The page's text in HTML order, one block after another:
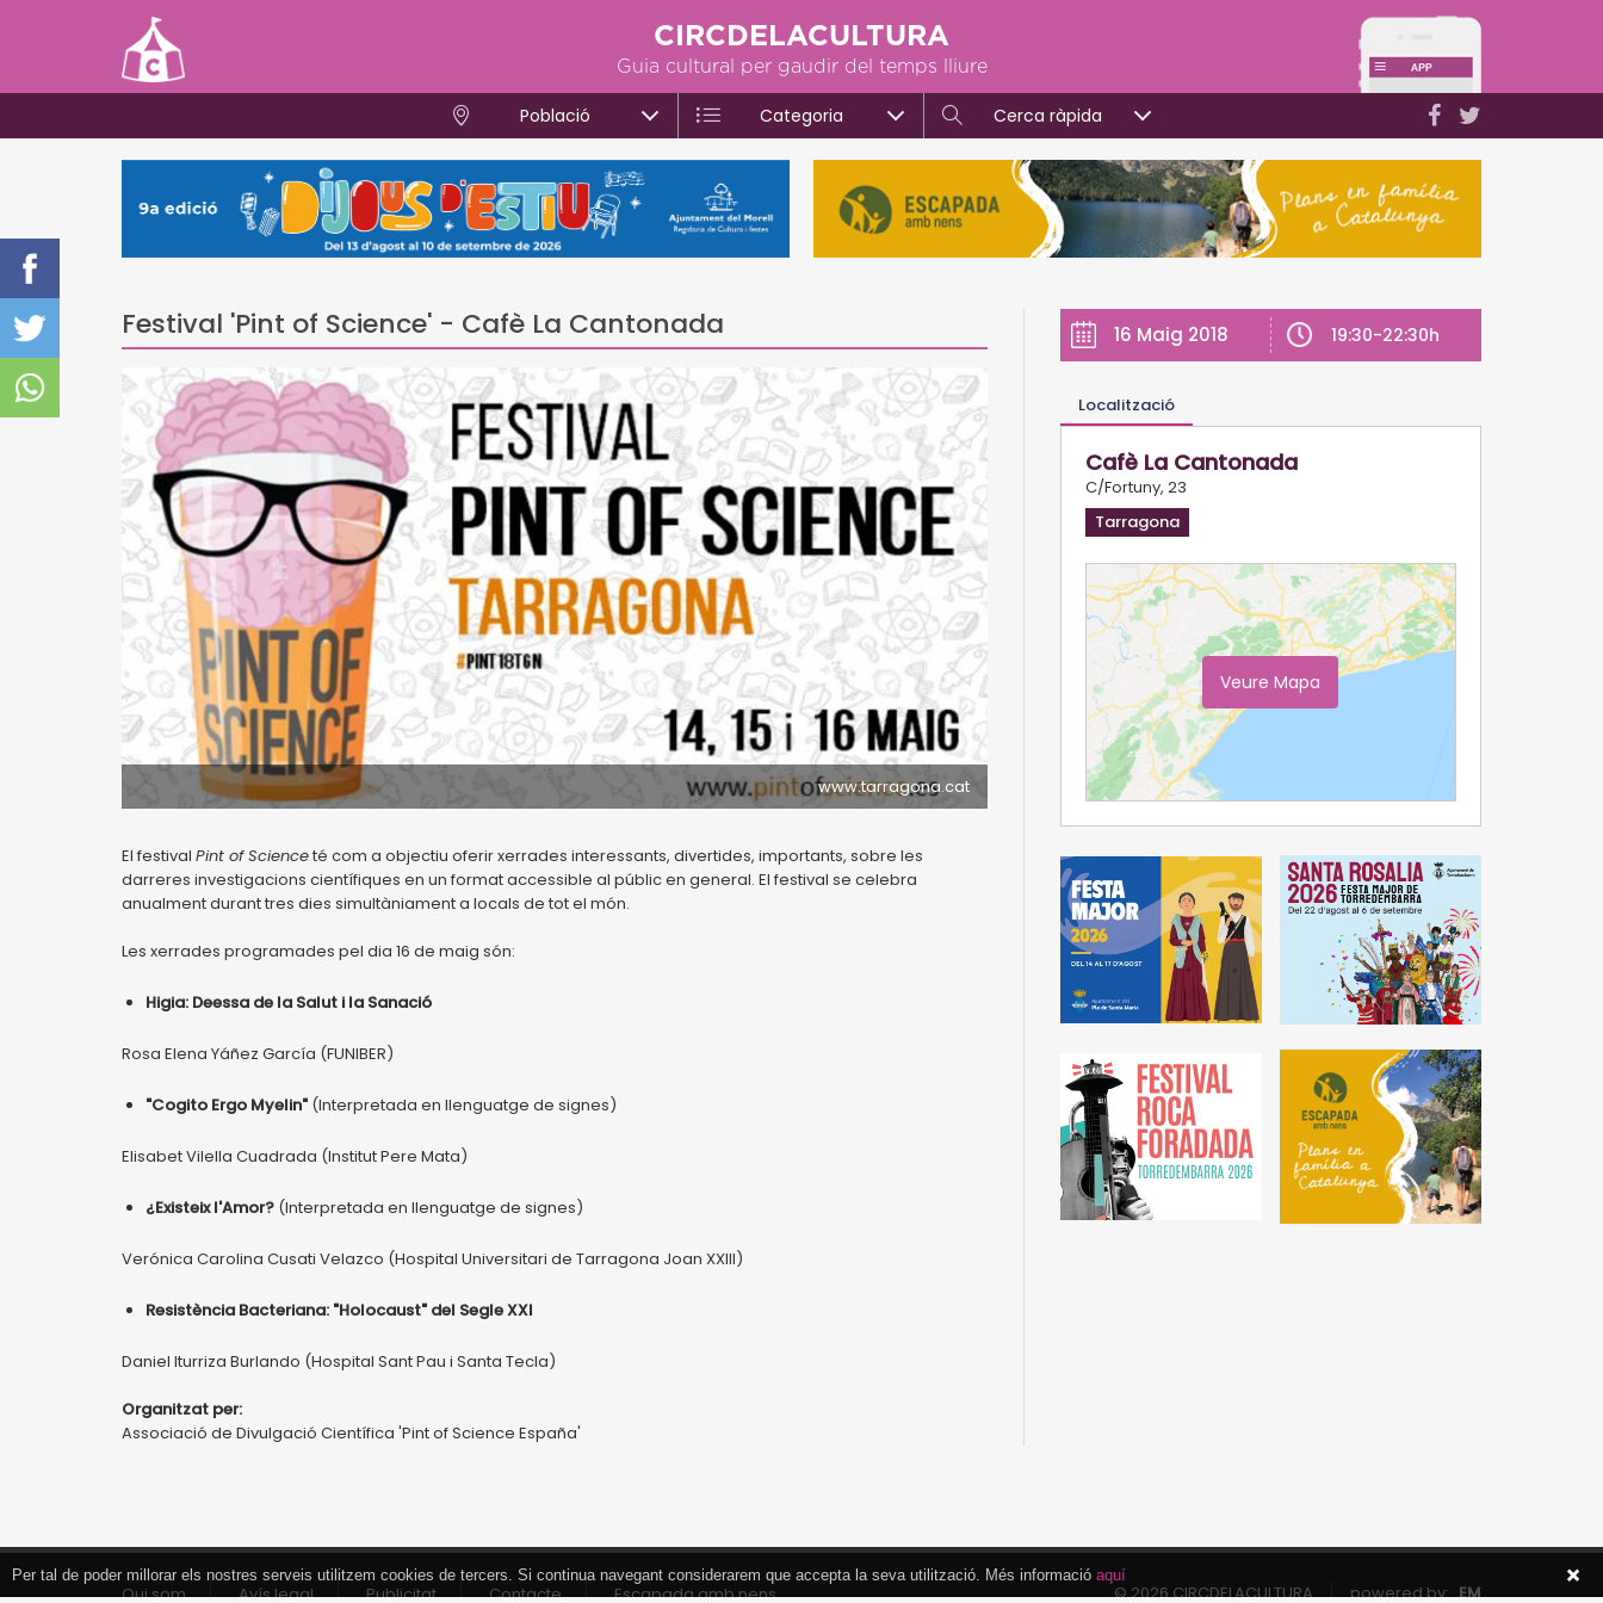
CIRCDELACULTURA
Guia cultural per gaudir del temps lliure
Població Categoria Cerca ràpida
Festival 'Pint of Science' - Cafè La Cantonada
www.tarragona.cat
El festival Pint of Scienceté com a objectiu oferir xerrades interessants, divertides, importants, sobre les
darreres investigacions científiques en un format accessible al públic en general. El festival se celebra
anualment durant tres dies simultàniament a locals de tot el món.
Les xerrades programades pel dia 16 de maig són:
Higia: Deessa de la Salut i la Sanació
Rosa Elena Yáñez García (FUNIBER)
"Cogito Ergo Myelin" (Interpretada en llenguatge de signes)
Elisabet Vilella Cuadrada (Institut Pere Mata)
¿Existeix l'Amor? (Interpretada en llenguatge de signes)
Verónica Carolina Cusati Velazco (Hospital Universitari de Tarragona Joan XXIII)
Resistència Bacteriana: "Holocaust" del Segle XXI
Daniel Iturriza Burlando (Hospital Sant Pau i Santa Tecla)
Organitzat per:
Associació de Divulgació Científica 'Pint of Science España'
16 Maig 2018 19:30-22:30h
Localització
Cafè La Cantonada
C/Fortuny, 23
Tarragona
Veure Mapa
Qui som Avís legal Publicitat Contacte Escapada amb nens © 2026 CIRCDELACULTURA powered by: EM
Per tal de poder millorar els nostres serveis utilitzem cookies de tercers. Si continua navegant considerarem que accepta la seva utilització. Més informació aquí
Tancar